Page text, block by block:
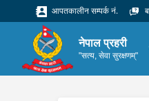
आपतकालीन सम्पर्क नं.
नेपाल प्रहरी
"सत्य, सेवा सुरक्षणम्"